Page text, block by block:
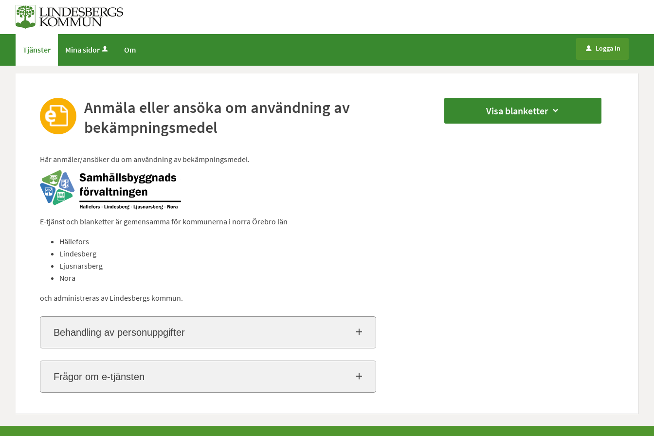
Tjänster Mina sidor Om u Logga in
Anmäla eller ansöka om användning av
bekämpningsmedel
Här anmäler/ansöker du om användning av bekämpningsmedel.
E-tjänst och blanketter är gemensamma för kommunerna i norra Örebro län
Hällefors
Lindesberg
Ljusnarsberg
Nora
och administreras av Lindesbergs kommun.
Behandling av personuppgifter
Frågor om e-tjänsten
Visa blanketter